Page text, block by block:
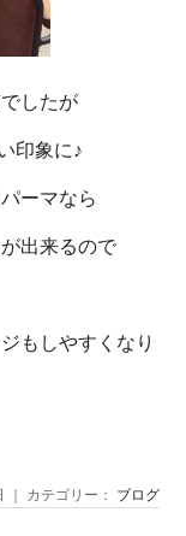
したが
印象に♪
ーマなら
出来るので
もしやすくなり
｜ カテゴリー： ブログ